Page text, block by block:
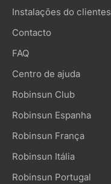
Instalações do clientes
Contacto
FAQ
Centro de ajuda
Robinsun Club
Robinsun Espanha
Robinsun França
Robinsun Itália
Robinsun Portugal